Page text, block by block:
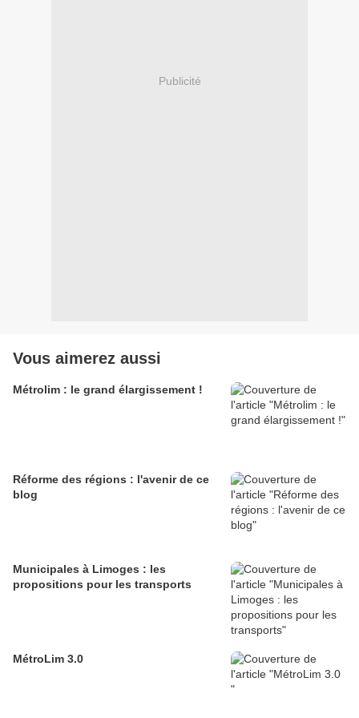
Publicité
Vous aimerez aussi
Métrolim : le grand élargissement !
Réforme des régions : l'avenir de ce
blog
Municipales à Limoges : les
propositions pour les transports
MétroLim 3.0